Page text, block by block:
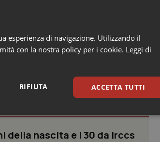
della nascita e i 30 da Irccs
esperienza di navigazione. Utilizzando il
con la nostra policy per i cookie. Leggi di
ACCETTA TUTTI
RIFIUTA
Marketing